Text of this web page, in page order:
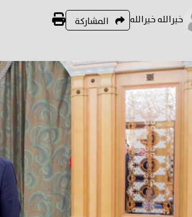
خيرالله خيرالله المشاركة